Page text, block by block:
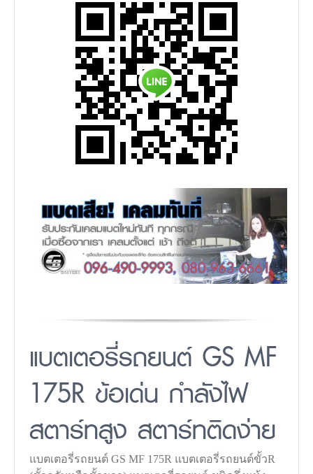
แบตเตอรี่รถยนต์ GS MF
175R ข้อเด่น กำลังไฟ
สตาร์ทสูง สตาร์ทติดง่าย
แบตเตอรี่รถยนต์ GS MF 175R แบตเตอรี่รถยนต์ขั้วR